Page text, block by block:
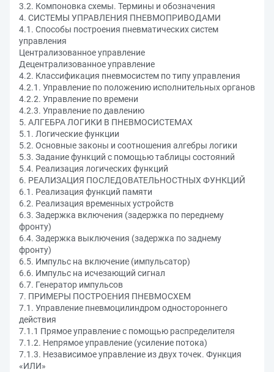
3.2. Компоновка схемы. Термины и обозначения
4. СИСТЕМЫ УПРАВЛЕНИЯ ПНЕВМОПРИВОДАМИ
4.1. Способы построения пневматических систем
управления
Централизованное управление
Децентрализованное управление
4.2. Классификация пневмосистем по типу управления
4.2.1. Управление по положению исполнительных органов
4.2.2. Управление по времени
4.2.3. Управление по давлению
5. АЛГЕБРА ЛОГИКИ В ПНЕВМОСИСТЕМАХ
5.1. Логические функции
5.2. Основные законы и соотношения алгебры логики
5.3. Задание функций с помощью таблицы состояний
5.4. Реализация логических функций
6. РЕАЛИЗАЦИЯ ПОСЛЕДОВАТЕЛЬНОСТНЫХ ФУНКЦИЙ
6.1. Реализация функций памяти
6.2. Реализация временных устройств
6.3. Задержка включения (задержка по переднему
фронту)
6.4. Задержка выключения (задержка по заднему
фронту)
6.5. Импульс на включение (импульсатор)
6.6. Импульс на исчезающий сигнал
6.7. Генератор импульсов
7. ПРИМЕРЫ ПОСТРОЕНИЯ ПНЕВМОСХЕМ
7.1. Управление пневмоцилиндром одностороннего
действия
7.1.1 Прямое управление с помощью распределителя
7.1.2. Непрямое управление (усиление потока)
7.1.3. Независимое управление из двух точек. Функция
«ИЛИ»